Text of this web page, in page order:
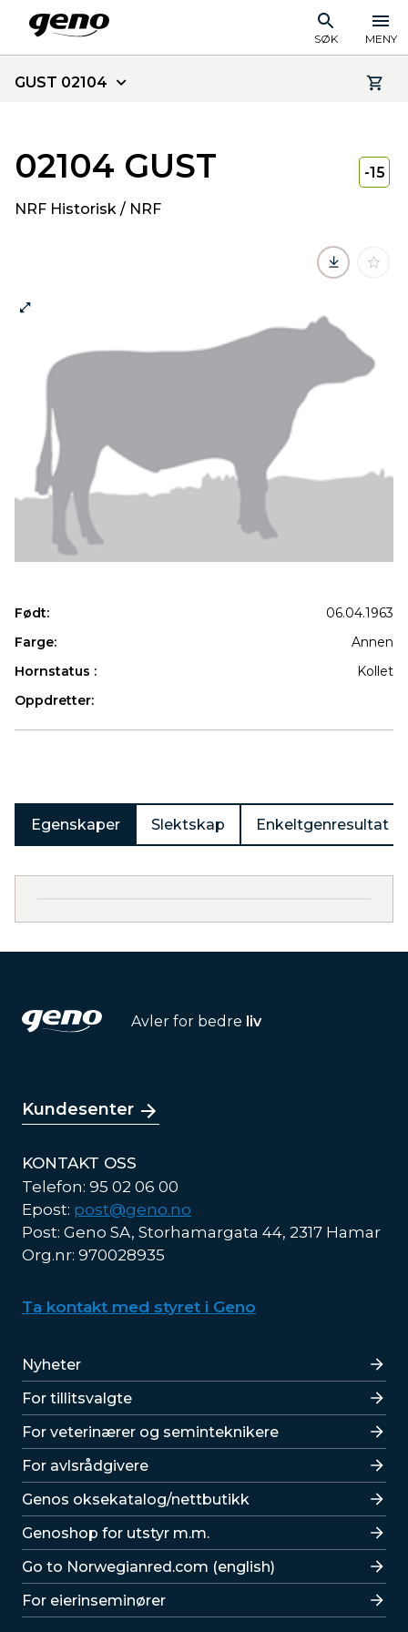
SØK MENY
GUST 02104
02104 GUST
NRF Historisk / NRF
-15
Født:
06.04.1963
Farge:
Annen
Hornstatus :
Kollet
Oppdretter:
Egenskaper Slektskap Enkeltgenresultat
Avler for bedre liv
Kundesenter
KONTAKT OSS
Telefon: 95 02 06 00
Epost: post@geno.no
Post: Geno SA, Storhamargata 44, 2317 Hamar
Org.nr: 970028935
Ta kontakt med styret i Geno
Lenker
Nyheter
For tillitsvalgte
For veterinærer og seminteknikere
For avlsrådgivere
Lenker
Genos oksekatalog/nettbutikk
Genoshop for utstyr m.m.
Go to Norwegianred.com (english)
For eierinseminører